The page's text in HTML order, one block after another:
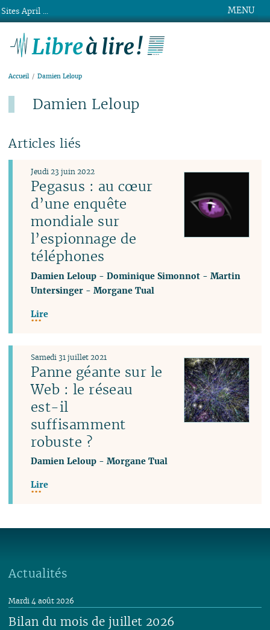
MENU
Accueil Damien Leloup
Damien Leloup
Articles liés
Pegasus : au cœur
d’une enquête
mondiale sur
l’espionnage de
téléphones
Jeudi 23 juin 2022
Damien Leloup -Dominique Simonnot -Martin
Untersinger -Morgane Tual
Lire
Panne géante sur le
Web : le réseau
est-il
suffisamment
robuste ?
Samedi 31 juillet 2021
Damien Leloup -Morgane Tual
Lire
Actualités
Bilan du mois de juillet 2026
Mardi 4 août 2026
Sites April ...